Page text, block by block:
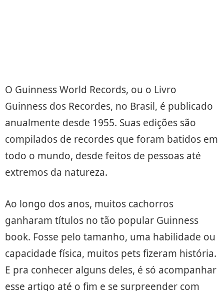
O Guinness World Records, ou o Livro
Guinness dos Recordes, no Brasil, é publicado
anualmente desde 1955. Suas edições são
compilados de recordes que foram batidos em
todo o mundo, desde feitos de pessoas até
extremos da natureza.
Ao longo dos anos, muitos cachorros
ganharam títulos no tão popular Guinness
book. Fosse pelo tamanho, uma habilidade ou
capacidade física, muitos pets fizeram história.
E pra conhecer alguns deles, é só acompanhar
esse artigo até o fim e se surpreender com